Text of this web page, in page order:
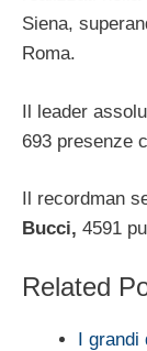
Siena,
Roma.
Il leader
693 presenze
Il recordman
Bucci, 4591
Related
I grandi